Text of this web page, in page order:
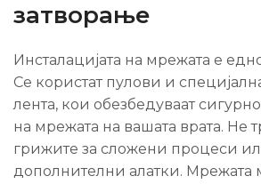
затворање
Инсталацијата на мрежата е
Се користат пулови и
лента, кои обезбедуваат
на мрежата на вашата врата. Не
грижите за сложени процеси
дополнителни алатки. Мрежата